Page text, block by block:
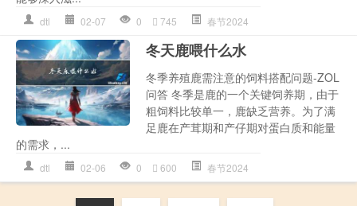
dtl 02-07 0 745 春节2024
冬天鹿喂什么水
冬季养殖鹿需注意的饲料搭配问题-ZOL
问答 冬季是鹿的一个关键饲养期，由于
粗饲料比较单一，鹿缺乏营养。为了满
足鹿在产茸期和产仔期对蛋白质和能量
的需求，...
dtl 02-06 0 600 春节2024